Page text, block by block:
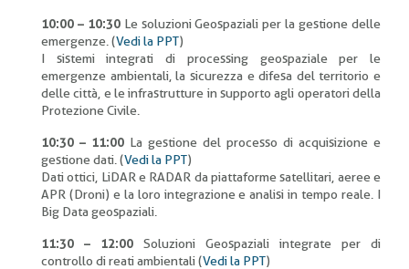
10:00 – 10:30Le soluzioni Geospaziali per la gestione delle
emergenze. (Vedi la PPT)
I sistemi integrati di processing geospaziale per le
emergenze ambientali, la sicurezza e difesa del territorio e
delle città, e le infrastrutture in supporto agli operatori della
Protezione Civile.
10:30 – 11:00 La gestione del processo di acquisizione e
gestione dati. (Vedi la PPT)
Dati ottici, LiDAR e RADAR da piattaforme satellitari, aeree e
APR (Droni) e la loro integrazione e analisi in tempo reale. I
Big Data geospaziali.
11:30 – 12:00 Soluzioni Geospaziali integrate per di
controllo di reati ambientali (Vedi la PPT)